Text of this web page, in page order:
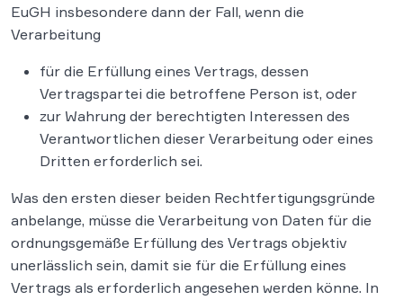
EuGH insbesondere dann der Fall, wenn die
Verarbeitung
für die Erfüllung eines Vertrags, dessen
Vertragspartei die betroffene Person ist, oder
zur Wahrung der berechtigten Interessen des
Verantwortlichen dieser Verarbeitung oder eines
Dritten erforderlich sei.
Was den ersten dieser beiden Rechtfertigungsgründe
anbelange, müsse die Verarbeitung von Daten für die
ordnungsgemäße Erfüllung des Vertrags objektiv
unerlässlich sein, damit sie für die Erfüllung eines
Vertrags als erforderlich angesehen werden könne. In